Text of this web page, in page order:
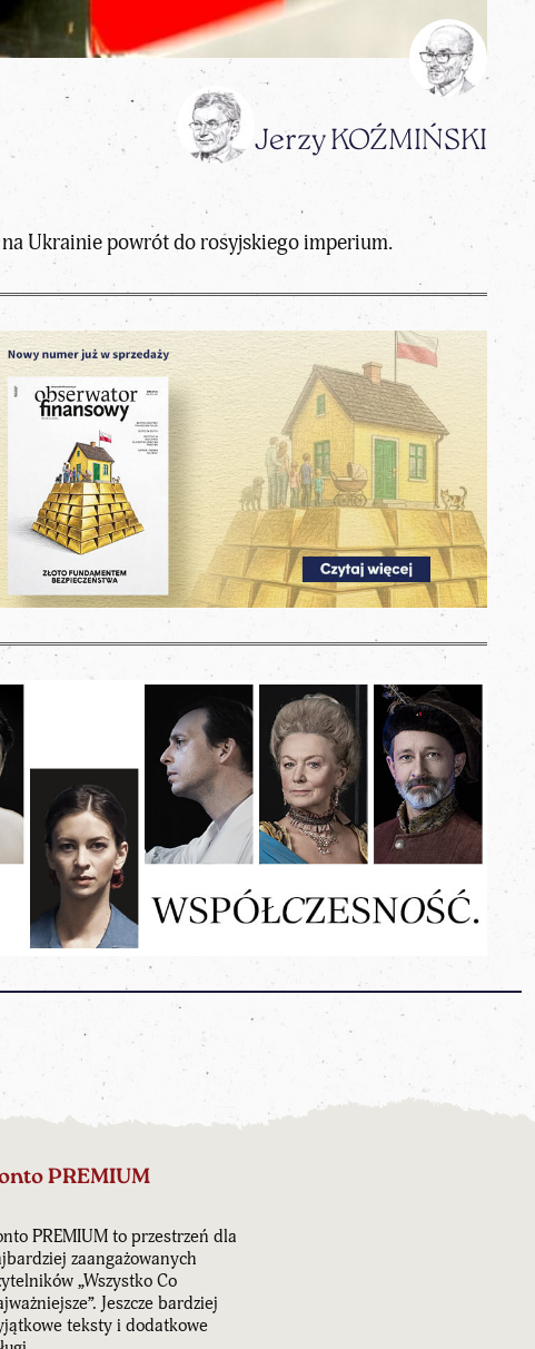
Jerzy KOŹMIŃSKI
Ukrainie powrót do rosyjskiego imperium.
PREMIUM
PREMIUM to przestrzeń dla
zaangażowanych
„Wszystko Co
Jeszcze bardziej
teksty i dodatkowe